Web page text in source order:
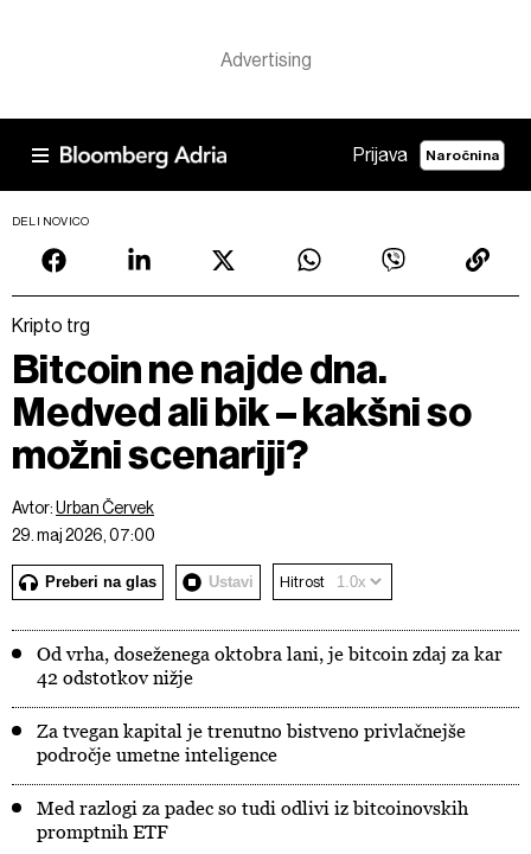
Prijava Naročnina
DELI NOVICO
Kripto trg
Bitcoin ne najde dna.
Medved ali bik – kakšni so
možni scenariji?
Avtor:Urban Červek
29. maj 2026, 07:00
Preberi na glas Ustavi Hitrost
Od vrha, doseženega oktobra lani, je bitcoin zdaj za kar
42 odstotkov nižje
Za tvegan kapital je trenutno bistveno privlačnejše
področje umetne inteligence
Med razlogi za padec so tudi odlivi iz bitcoinovskih
promptnih ETF